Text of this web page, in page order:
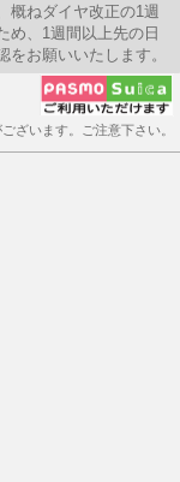
概ねダイヤ改正の1週
め、1週間以上先の日
お願いいたします。
ざいます。ご注意下さい。